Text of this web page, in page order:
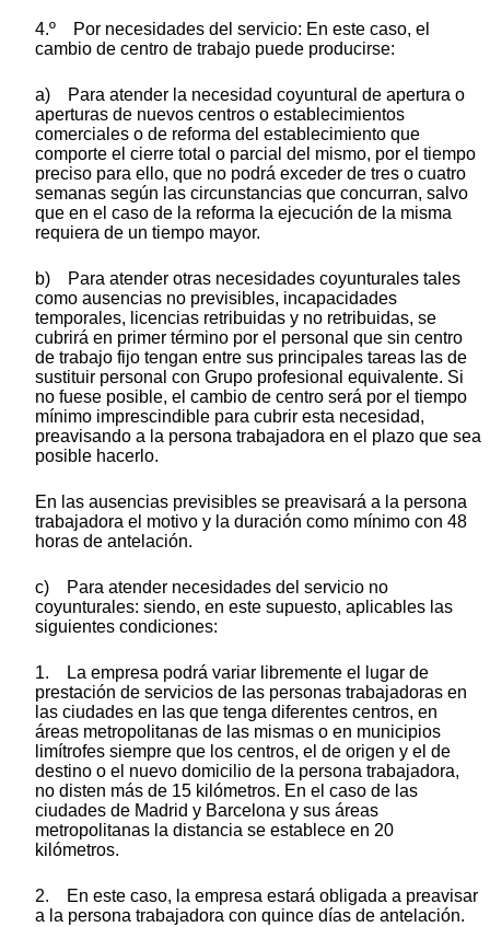
4.º Por necesidades del servicio: En este caso, el
cambio de centro de trabajo puede producirse:
a) Para atender la necesidad coyuntural de apertura o
aperturas de nuevos centros o establecimientos
comerciales o de reforma del establecimiento que
comporte el cierre total o parcial del mismo, por el tiempo
preciso para ello, que no podrá exceder de tres o cuatro
semanas según las circunstancias que concurran, salvo
que en el caso de la reforma la ejecución de la misma
requiera de un tiempo mayor.
b) Para atender otras necesidades coyunturales tales
como ausencias no previsibles, incapacidades
temporales, licencias retribuidas y no retribuidas, se
cubrirá en primer término por el personal que sin centro
de trabajo fijo tengan entre sus principales tareas las de
sustituir personal con Grupo profesional equivalente. Si
no fuese posible, el cambio de centro será por el tiempo
mínimo imprescindible para cubrir esta necesidad,
preavisando a la persona trabajadora en el plazo que sea
posible hacerlo.
En las ausencias previsibles se preavisará a la persona
trabajadora el motivo y la duración como mínimo con 48
horas de antelación.
c) Para atender necesidades del servicio no
coyunturales: siendo, en este supuesto, aplicables las
siguientes condiciones:
1. La empresa podrá variar libremente el lugar de
prestación de servicios de las personas trabajadoras en
las ciudades en las que tenga diferentes centros, en
áreas metropolitanas de las mismas o en municipios
limítrofes siempre que los centros, el de origen y el de
destino o el nuevo domicilio de la persona trabajadora,
no disten más de 15 kilómetros. En el caso de las
ciudades de Madrid y Barcelona y sus áreas
metropolitanas la distancia se establece en 20
kilómetros.
2. En este caso, la empresa estará obligada a preavisar
a la persona trabajadora con quince días de antelación.